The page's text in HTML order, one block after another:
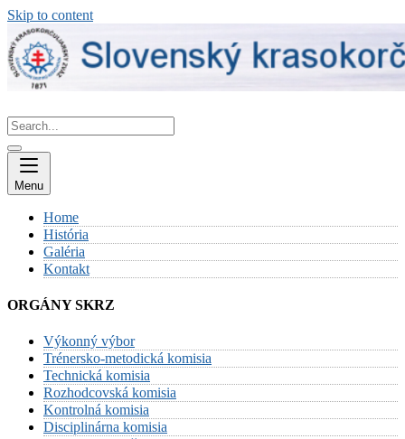
Skip to content
Menu
Home
História
Galéria
Kontakt
ORGÁNY SKRZ
Výkonný výbor
Trénersko-metodická komisia
Technická komisia
Rozhodcovská komisia
Kontrolná komisia
Disciplinárna komisia